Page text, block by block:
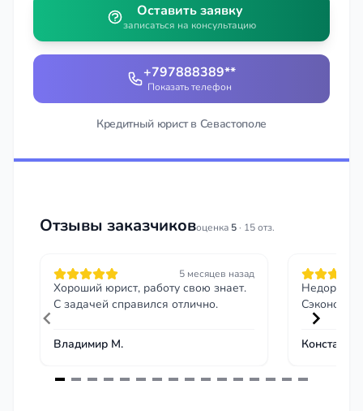
Оставить заявку
записаться на консультацию
+797888389**
Показать телефон
Кредитный юрист в Севастополе
Отзывы заказчиковоценка 5 · 15 отз.
5 месяцев назад
Хороший юрист, работу свою знает.
С задачей справился отлично.
Владимир М.
Недорого